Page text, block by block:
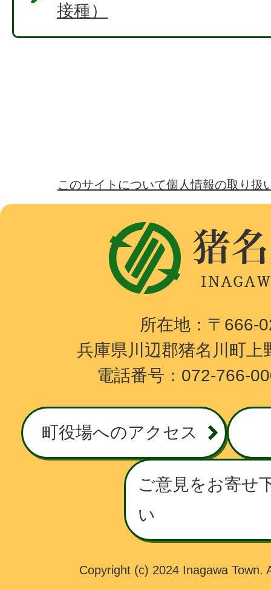
接種）
このサイトについて個人情報の取り扱
猪
名
川
N
A
G
A
T
所在地：〒
兵庫県川辺郡猪名川町上
電話番号：072-766-
町役場へのアクセス
ご意見をお寄せ
い
Copyright (c) 2024 Inagawa Town.